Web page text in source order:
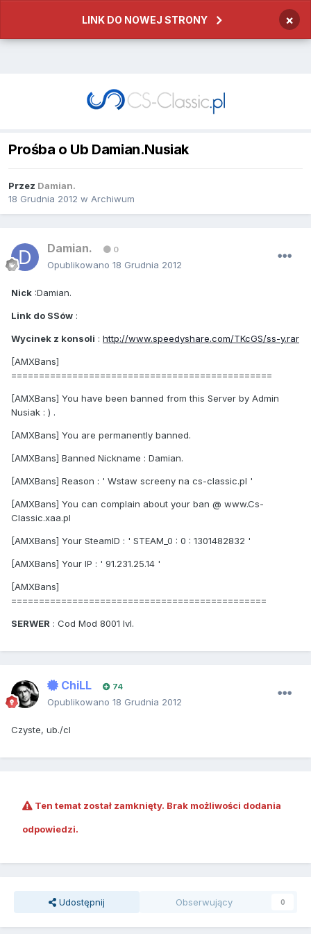
LINK DO NOWEJ STRONY ×
Prośba o Ub Damian.Nusiak
Przez Damian.
18 Grudnia 2012 w Archiwum
Damian. 0
Opublikowano 18 Grudnia 2012
Nick :Damian.
Link do SSów :
Wycinek z konsoli : http://www.speedyshare.com/TKcGS/ss-y.rar
[AMXBans]
===============================================
[AMXBans] You have been banned from this Server by Admin
Nusiak : ) .
[AMXBans] You are permanently banned.
[AMXBans] Banned Nickname : Damian.
[AMXBans] Reason : ' Wstaw screeny na cs-classic.pl '
[AMXBans] You can complain about your ban @ www.Cs-
Classic.xaa.pl
[AMXBans] Your SteamID : ' STEAM_0 : 0 : 1301482832 '
[AMXBans] Your IP : ' 91.231.25.14 '
[AMXBans]
==============================================
SERWER : Cod Mod 8001 lvl.
ChiLL 74
Opublikowano 18 Grudnia 2012
Czyste, ub./cl
Ten temat został zamknięty. Brak możliwości dodania
odpowiedzi.
Udostępnij Obserwujący 0